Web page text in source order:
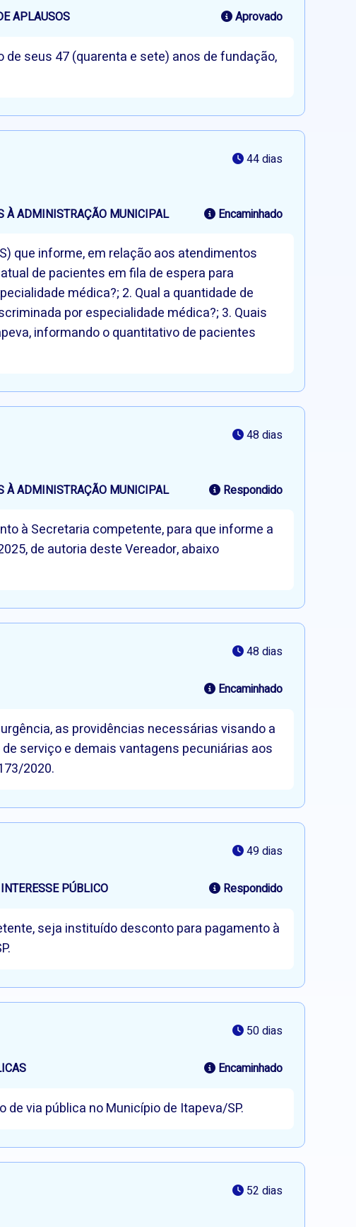
APLAUSOS Aprovado
seus 47 (quarenta e sete) anos de fundação,
44 dias
À ADMINISTRAÇÃO MUNICIPAL Encaminhado
que informe, em relação aos atendimentos
de pacientes em fila de espera para
médica?; 2. Qual a quantidade de
por especialidade médica?; 3. Quais
informando o quantitativo de pacientes
48 dias
À ADMINISTRAÇÃO MUNICIPAL Respondido
à Secretaria competente, para que informe a
de autoria deste Vereador, abaixo
48 dias
Encaminhado
as providências necessárias visando a
serviço e demais vantagens pecuniárias aos
2020.
49 dias
PÚBLICO Respondido
seja instituído desconto para pagamento à
50 dias
Encaminhado
via pública no Município de Itapeva/SP.
52 dias